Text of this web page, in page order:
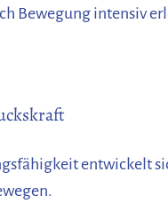
Bewegung intensiv
entwickelt